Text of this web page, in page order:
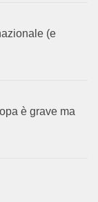
(e
è grave ma